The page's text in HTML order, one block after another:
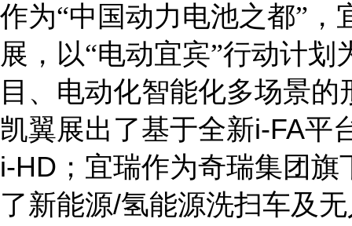
作为“中国动力电池之都”，
展，以“电动宜宾”行动计
目、电动化智能化多场景
凯翼展出了基于全新i-FA平
i-HD ；宜瑞作为奇瑞集团
了新能源/氢能源洗扫车及